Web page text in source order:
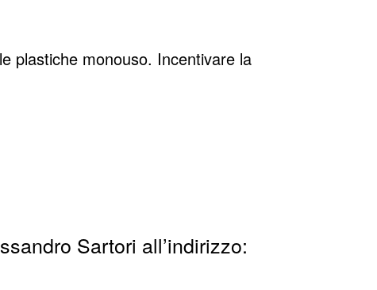
plastiche monouso. Incentivare la
Sartori all’indirizzo: